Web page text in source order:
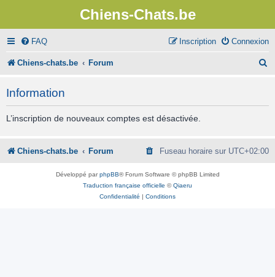
Chiens-Chats.be
FAQ Connexion
Inscription
Chiens-chats.be Forum
r
Information
L’inscription de nouveaux comptes est désactivée.
Chiens-chats.be Forum Fuseau horaire sur UTC+02:00
Développé parphpBB® Forum Software © phpBB Limited
Traduction française officielle ©Qiaeru
Confidentialité | Conditions